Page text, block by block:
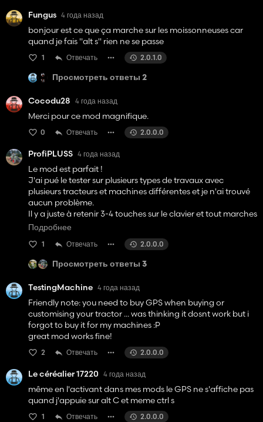
Fungus 4 года назад
bonjour est ce que ça marche sur les moissonneuses car
quand je fais "alt s" rien ne se passe
1 Отвечать 2.0.1.0
Просмотреть ответы 2
Cocodu28 4 года назад
Merci pour ce mod magnifique.
0 Отвечать 2.0.0.0
ProfiPLUSS 4 года назад
Le mod est parfait !
J'ai pué le tester sur plusieurs types de travaux avec
plusieurs tracteurs et machines différentes et je n'ai trouvé
aucun problème.
Il y a juste à retenir 3-4 touches sur le clavier et tout marches
nickel.
Подробнее
1 Отвечать 2.0.0.0
Просмотреть ответы 3
TestingMachine 4 года назад
Friendly note: you need to buy GPS when buying or
customising your tractor ... was thinking it dosnt work but i
forgot to buy it for my machines :P
great mod works fine!
2 Отвечать 2.0.0.0
Le céréalier 17220 4 года назад
même en l'activant dans mes mods le GPS ne s'affiche pas
quand j'appuie sur alt C et meme ctrl s
1 Отвечать 2.0.0.0